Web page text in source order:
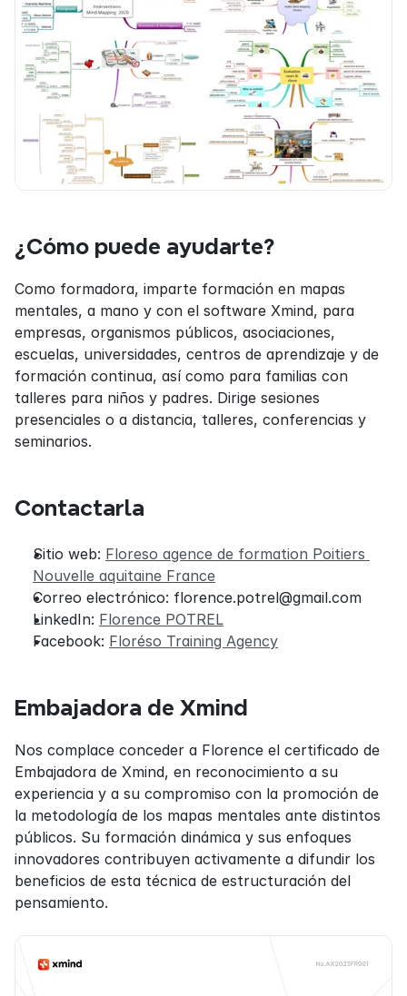
¿Cómo puede ayudarte?
Como formadora, imparte formación en mapas
mentales, a mano y con el software Xmind, para
empresas, organismos públicos, asociaciones,
escuelas, universidades, centros de aprendizaje y de
formación continua, así como para familias con
talleres para niños y padres. Dirige sesiones
presenciales o a distancia, talleres, conferencias y
seminarios.
Contactarla
Sitio web: Floreso agence de formation Poitiers
Nouvelle aquitaine France
Correo electrónico: florence.potrel@gmail.com
LinkedIn: Florence POTREL
Facebook: Floréso Training Agency
Embajadora de Xmind
Nos complace conceder a Florence el certificado de
Embajadora de Xmind, en reconocimiento a su
experiencia y a su compromiso con la promoción de
la metodología de los mapas mentales ante distintos
públicos. Su formación dinámica y sus enfoques
innovadores contribuyen activamente a difundir los
beneficios de esta técnica de estructuración del
pensamiento.